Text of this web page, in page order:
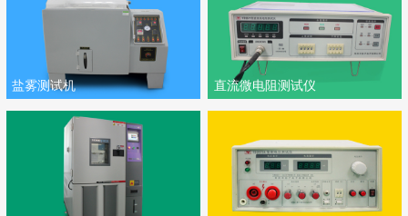
盐雾测试机 直流微电阻测试仪